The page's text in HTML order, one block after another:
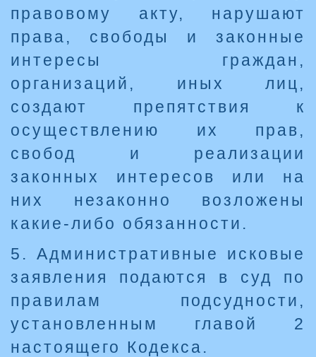
правовому акту, нарушают
права, свободы и законные
интересы граждан,
организаций, иных лиц,
создают препятствия к
осуществлению их прав,
свобод и реализации
законных интересов или на
них незаконно возложены
какие-либо обязанности.
5. Административные исковые
заявления подаются в суд по
правилам подсудности,
установленным главой 2
настоящего Кодекса.